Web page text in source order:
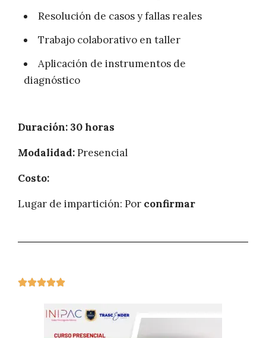
Resolución de casos y fallas reales
Trabajo colaborativo en taller
Aplicación de instrumentos de
diagnóstico
Duración: 30 horas
Modalidad:Presencial
Costo:
Lugar de impartición: Por confirmar